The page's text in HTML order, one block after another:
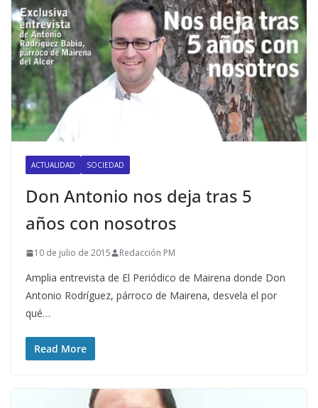
ACTUALIDAD SOCIEDAD
Don Antonio nos deja tras 5
años con nosotros
10 de julio de 2015 Redacción PM
Amplia entrevista de El Periódico de Mairena donde Don
Antonio Rodríguez, párroco de Mairena, desvela el por
qué…
Read More